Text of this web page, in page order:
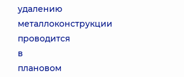
удалению
металлоконструкции
проводится
в
плановом